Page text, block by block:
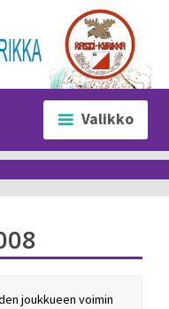
Valikko
joukkueen voimin